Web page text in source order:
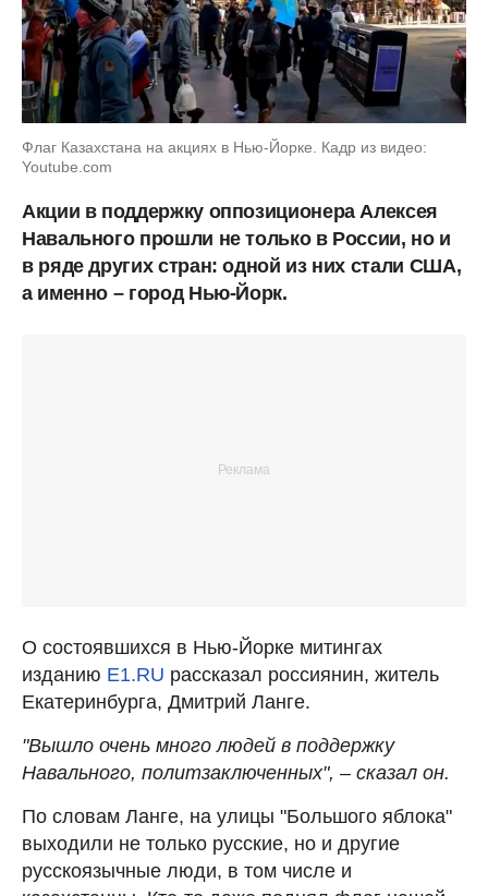
Флаг Казахстана на акциях в Нью-Йорке. Кадр из видео:
Youtube.com
Акции в поддержку оппозиционера Алексея
Навального прошли не только в России, но и
в ряде других стран: одной из них стали США,
а именно – город Нью-Йорк.
О состоявшихся в Нью-Йорке митингах
изданию E1.RU рассказал россиянин, житель
Екатеринбурга, Дмитрий Ланге.
"Вышло очень много людей в поддержку
Навального, политзаключенных", – сказал он.
По словам Ланге, на улицы "Большого яблока"
выходили не только русские, но и другие
русскоязычные люди, в том числе и